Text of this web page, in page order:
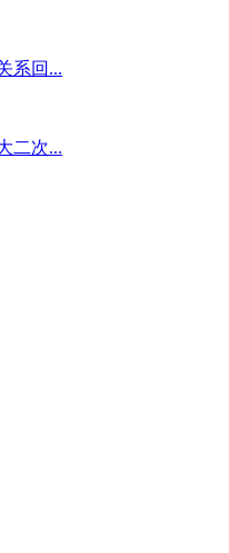
系回...
二次...